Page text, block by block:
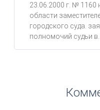
23.06.2000 г. № 1160
области
городского суда.
полномочий судьи в...